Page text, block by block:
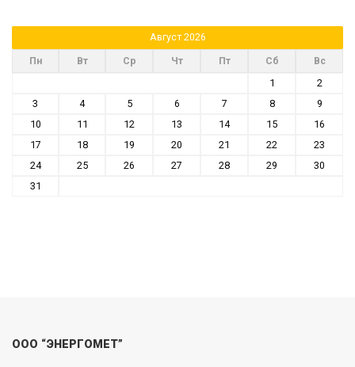
Август 2026
Пн
Вт Ср Чт Пт Сб
Вс
1
2
3
4 5 6 7 8
9
10
11 12 13 14 15
16
17
18 19 20 21 22
23
24
25 26 27 28 29
30
31
ООО “ЭНЕРГОМЕТ”